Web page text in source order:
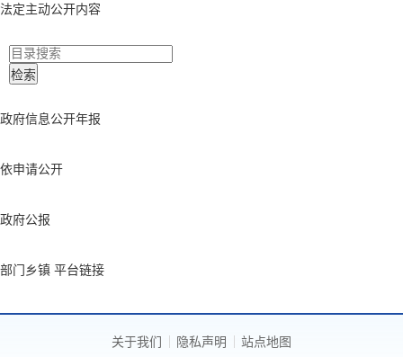
法定主动公开内容
政府信息公开年报
依申请公开
政府公报
部门乡镇 平台链接
关于我们 隐私声明 站点地图